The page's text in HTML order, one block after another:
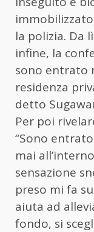
la polizia. Da
infine, la
sono entrato
residenza
detto
Per poi
“Sono
mai
sensazione
preso mi fa
aiuta ad
fondo, si